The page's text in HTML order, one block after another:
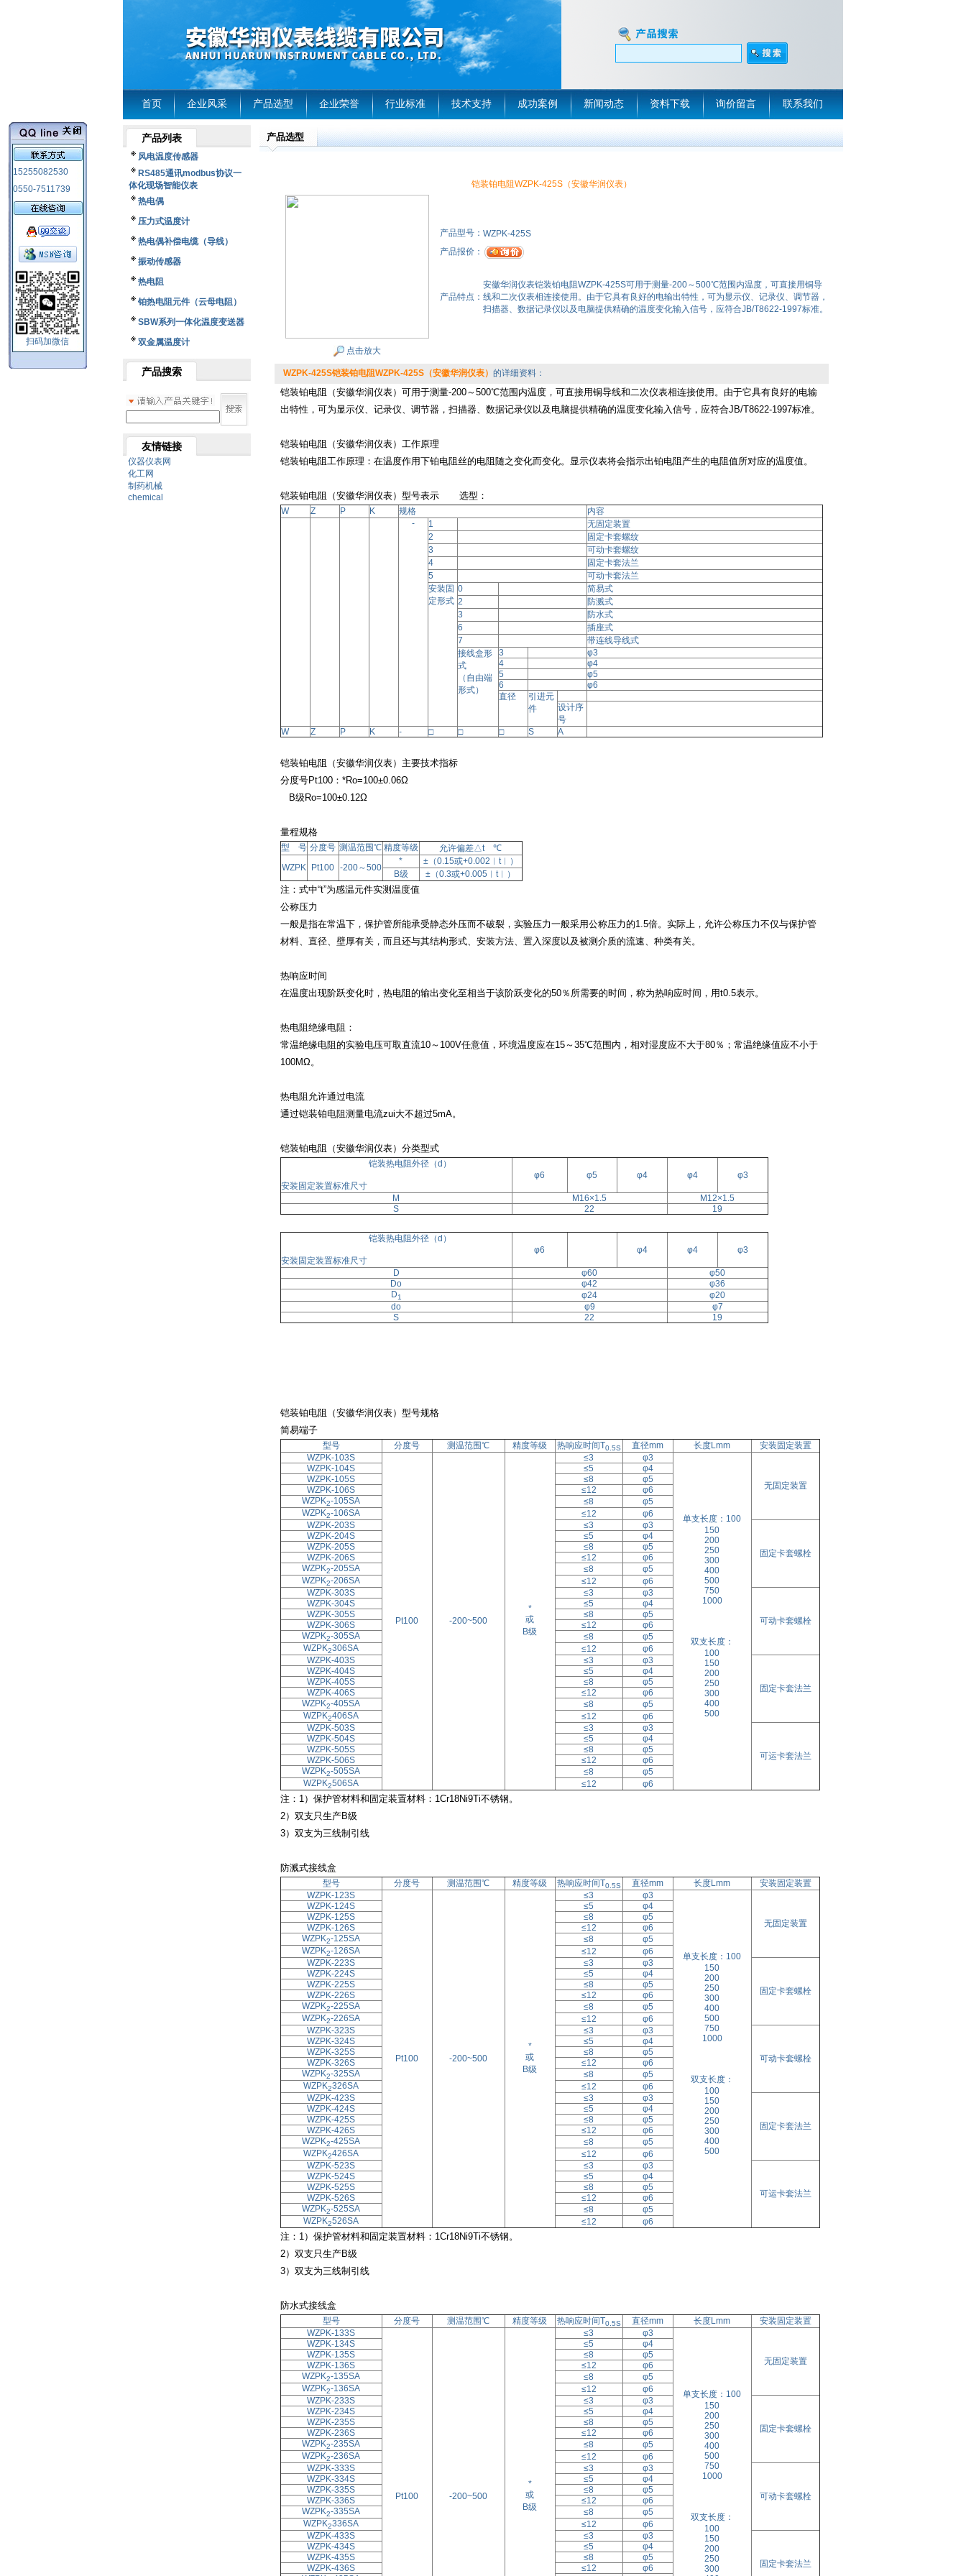
首页 企业风采 产品选型 企业荣誉 行业标准 技术支持 成功案例 新闻动态 资料下载 询价留言 联系我们
15255082530
0550-7511739
扫码加微信
产品列表
风电温度传感器
RS485通讯modbus协议一
体化现场智能仪表
热电偶
压力式温度计
热电偶补偿电缆（导线）
振动传感器
热电阻
铂热电阻元件（云母电阻）
SBW系列一体化温度变送器
双金属温度计
产品搜索
友情链接
仪器仪表网
化工网
制药机械
chemical
产品选型
铠装铂电阻WZPK-425S（安徽华润仪表）
点击放大
产品型号： WZPK-425S
产品报价：
产品特点：
安徽华润仪表铠装铂电阻WZPK-425S可用于测量-200～500℃范围内温度，可直接用铜导
线和二次仪表相连接使用。由于它具有良好的电输出特性，可为显示仪、记录仪、调节器，
扫描器、数据记录仪以及电脑提供精确的温度变化输入信号，应符合JB/T8622-1997标准。
WZPK-425S铠装铂电阻WZPK-425S（安徽华润仪表） 的详细资料：
铠装铂电阻（安徽华润仪表）可用于测量-200～500℃范围内温度，可直接用铜导线和二次仪表相连接使用。由于它具有良好的电输
出特性，可为显示仪、记录仪、调节器，扫描器、数据记录仪以及电脑提供精确的温度变化输入信号，应符合JB/T8622-1997标准。
铠装铂电阻（安徽华润仪表）工作原理
铠装铂电阻工作原理：在温度作用下铂电阻丝的电阻随之变化而变化。显示仪表将会指示出铂电阻产生的电阻值所对应的温度值。
铠装铂电阻（安徽华润仪表）型号表示 选型：
W Z P K 规格
内容
-
1
无固定装置
2
固定卡套螺纹
3
可动卡套螺纹
4
固定卡套法兰
5
可动卡套法兰
安装固
定形式
0
简易式
2
防溅式
3
防水式
6
插座式
7
带连线导线式
接线盒形
式
（自由端
形式）
3 φ3
4
φ4
5
φ5
6
φ6
直径
引进元
件
设计序
号
W
Z P K - □ □ □ S A
铠装铂电阻（安徽华润仪表）主要技术指标
分度号Pt100：*Ro=100±0.06Ω
B级 Ro=100±0.12Ω
量程规格
型 号 分度号 测温范围℃ 精度等级 允许偏差△t ℃
WZPK
Pt100 -200～500
* ±（0.15或+0.002︱t︱）
B级
±（0.3或+0.005︱t︱）
注：式中“t”为感温元件实测温度值
公称压力
一般是指在常温下，保护管所能承受静态外压而不破裂，实验压力一般采用公称压力的1.5倍。实际上，允许公称压力不仅与保护管
材料、直径、壁厚有关，而且还与其结构形式、安装方法、置入深度以及被测介质的流速、种类有关。
热响应时间
在温度出现阶跃变化时，热电阻的输出变化至相当于该阶跃变化的50％所需要的时间，称为热响应时间，用t0.5表示。
热电阻绝缘电阻：
常温绝缘电阻的实验电压可取直流10～100V任意值，环境温度应在15～35℃范围内，相对湿度应不大于80％；常温绝缘值应不小于
100MΩ。
热电阻允许通过电流
通过铠装铂电阻测量电流zui大不超过5mA。
铠装铂电阻（安徽华润仪表）分类型式
铠装热电阻外径（d）
安装固定装置标准尺寸
φ6 φ5 φ4 φ4 φ3
M M16×1.5
M12×1.5
S
22 19
铠装热电阻外径（d）
安装固定装置标准尺寸
φ6 φ4 φ4 φ3
D φ60
φ50
Do
φ42
φ36
D1 φ24
φ20
do
φ9
φ7
S
22 19
铠装铂电阻（安徽华润仪表）型号规格
简易端子
型号 分度号 测温范围℃ 精度等级 热响应时间T0.5S 直径mm 长度Lmm
安装固定装置
WZPK-103S
Pt100 -200~500
*
或
B级
≤3 φ3
单支长度：100
150
200
250
300
400
500
750
1000
双支长度：
100
150
200
250
300
400
500
无固定装置
WZPK-104S ≤5
φ4
WZPK-105S
≤8
φ5
WZPK-106S
≤12
φ6
WZPK2-105SA ≤8
φ5
WZPK2-106SA ≤12
φ6
WZPK-203S
≤3 φ3
固定卡套螺栓
WZPK-204S ≤5
φ4
WZPK-205S
≤8
φ5
WZPK-206S
≤12
φ6
WZPK2-205SA ≤8
φ5
WZPK2-206SA ≤12
φ6
WZPK-303S
≤3 φ3
可动卡套螺栓
WZPK-304S ≤5
φ4
WZPK-305S
≤8
φ5
WZPK-306S
≤12
φ6
WZPK2-305SA ≤8
φ5
WZPK2306SA ≤12
φ6
WZPK-403S
≤3 φ3
固定卡套法兰
WZPK-404S ≤5
φ4
WZPK-405S
≤8
φ5
WZPK-406S
≤12
φ6
WZPK2-405SA ≤8
φ5
WZPK2406SA ≤12
φ6
WZPK-503S
≤3 φ3
可运卡套法兰
WZPK-504S ≤5
φ4
WZPK-505S
≤8
φ5
WZPK-506S
≤12
φ6
WZPK2-505SA ≤8
φ5
WZPK2506SA ≤12 φ6
注：1）保护管材料和固定装置材料：1Cr18Ni9Ti不锈钢。
2）双支只生产B级
3）双支为三线制引线
防溅式接线盒
型号 分度号 测温范围℃ 精度等级 热响应时间T0.5S 直径mm 长度Lmm
安装固定装置
WZPK-123S
Pt100 -200~500
*
或
B级
≤3 φ3
单支长度：100
150
200
250
300
400
500
750
1000
双支长度：
100
150
200
250
300
400
500
无固定装置
WZPK-124S ≤5
φ4
WZPK-125S
≤8
φ5
WZPK-126S
≤12
φ6
WZPK2-125SA ≤8
φ5
WZPK2-126SA ≤12
φ6
WZPK-223S
≤3 φ3
固定卡套螺栓
WZPK-224S ≤5
φ4
WZPK-225S
≤8
φ5
WZPK-226S
≤12
φ6
WZPK2-225SA ≤8
φ5
WZPK2-226SA ≤12
φ6
WZPK-323S
≤3 φ3
可动卡套螺栓
WZPK-324S ≤5
φ4
WZPK-325S
≤8
φ5
WZPK-326S
≤12
φ6
WZPK2-325SA ≤8
φ5
WZPK2326SA ≤12
φ6
WZPK-423S
≤3 φ3
固定卡套法兰
WZPK-424S ≤5
φ4
WZPK-425S
≤8
φ5
WZPK-426S
≤12
φ6
WZPK2-425SA ≤8
φ5
WZPK2426SA ≤12
φ6
WZPK-523S
≤3 φ3
可运卡套法兰
WZPK-524S ≤5
φ4
WZPK-525S
≤8
φ5
WZPK-526S
≤12
φ6
WZPK2-525SA ≤8
φ5
WZPK2526SA ≤12 φ6
注：1）保护管材料和固定装置材料：1Cr18Ni9Ti不锈钢。
2）双支只生产B级
3）双支为三线制引线
防水式接线盒
型号 分度号 测温范围℃ 精度等级 热响应时间T0.5S 直径mm 长度Lmm
安装固定装置
WZPK-133S
Pt100 -200~500
*
或
B级
≤3 φ3
单支长度：100
150
200
250
300
400
500
750
1000
双支长度：
100
150
200
250
300
无固定装置
WZPK-134S ≤5
φ4
WZPK-135S
≤8
φ5
WZPK-136S
≤12
φ6
WZPK2-135SA ≤8
φ5
WZPK2-136SA ≤12
φ6
WZPK-233S
≤3 φ3
固定卡套螺栓
WZPK-234S ≤5
φ4
WZPK-235S
≤8
φ5
WZPK-236S
≤12
φ6
WZPK2-235SA ≤8
φ5
WZPK2-236SA ≤12
φ6
WZPK-333S
≤3 φ3
可动卡套螺栓
WZPK-334S ≤5
φ4
WZPK-335S
≤8
φ5
WZPK-336S
≤12
φ6
WZPK2-335SA ≤8
φ5
WZPK2336SA ≤12
φ6
WZPK-433S
≤3 φ3
固定卡套法兰
WZPK-434S ≤5
φ4
WZPK-435S
≤8
φ5
WZPK-436S
≤12
φ6